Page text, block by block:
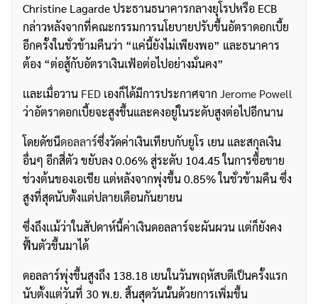
Christine Lagarde ประธานธนาคารกลางยุโรปหรือ ECB
กล่าวหลังจากที่คณะกรรมการนโยบายปรับขึ้นอัตราดอกเบี้ย
อีกครั้งในชั่วข้ามคืนว่า “แค่นี้ยังไม่เพียงพอ” และธนาคาร
ต้อง “ต่อสู้กับอัตราเงินเฟ้อต่อไปอย่างมั่นคง”
เเละเมื่อวาน FED เองก็ได้มีการประกาศจาก Jerome Powell
ว่าอัตราดอกเบี้ยจะสูงขึ้นและคงอยู่ในระดับสูงต่อไปอีกนาน
โดยดัชนีดอลลาร์ซึ่งวัดค่าเงินเทียบกับยูโร เยน และสกุลเงิน
อื่นๆ อีกสี่ตัว ขยับลง 0.06% สู่ระดับ 104.45 ในการซื้อขาย
ช่วงต้นของเอเชีย แต่หลังจากพุ่งขึ้น 0.85% ในชั่วข้ามคืน ซึ่ง
สูงที่สุดนับตั้งแต่ปลายเดือนกันยายน
ซึ่งถึงเเม้ว่าในสัปดาห์นี้ค่าเงินดอลลาร์จะผันผวน เเต่ก็ยังคง
ฟื้นตัวขึ้นมาได้
ดอลลาร์พุ่งขึ้นสูงถึง 138.18 เยนในวันพฤหัสบดีเป็นครั้งแรก
นับตั้งแต่วันที่ 30 พ.ย. สิ้นสุดวันนั้นด้วยการเพิ่มขึ้น